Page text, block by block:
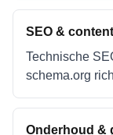
SEO & content
Technische
schema.org
Onderhoud &